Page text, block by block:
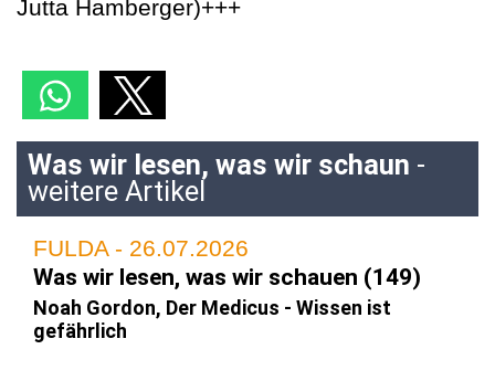
Jutta Hamberger)+++
Was wir lesen, was wir schaun -
weitere Artikel
FULDA - 26.07.2026
Was wir lesen, was wir schauen (149)
Noah Gordon, Der Medicus - Wissen ist
gefährlich